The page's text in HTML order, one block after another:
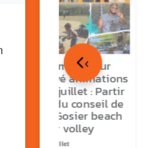
Retour en images sur
O Gozyé animations
samedi 18 juillet : Partir
livre, fête du conseil de
n°3, Gosier beach
summer volley
23 juillet
‹